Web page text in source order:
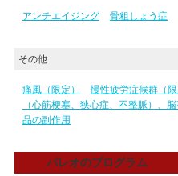
アンチエイジング 骨粗しょう症
その他
痛風（限定） 慢性疲労症候群（限
（心筋梗塞、狭心症、不整脈）、
品の副作用
パレオのプログラム